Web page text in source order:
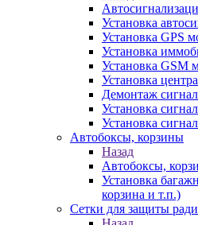
Установка
Установка GPS
Установка
Установка GSM
Установка
Демонтаж
Установка
Установка
Автобоксы, корзины
Назад
Автобоксы,
Установка
корзина и т.п.)
Сетки для защиты